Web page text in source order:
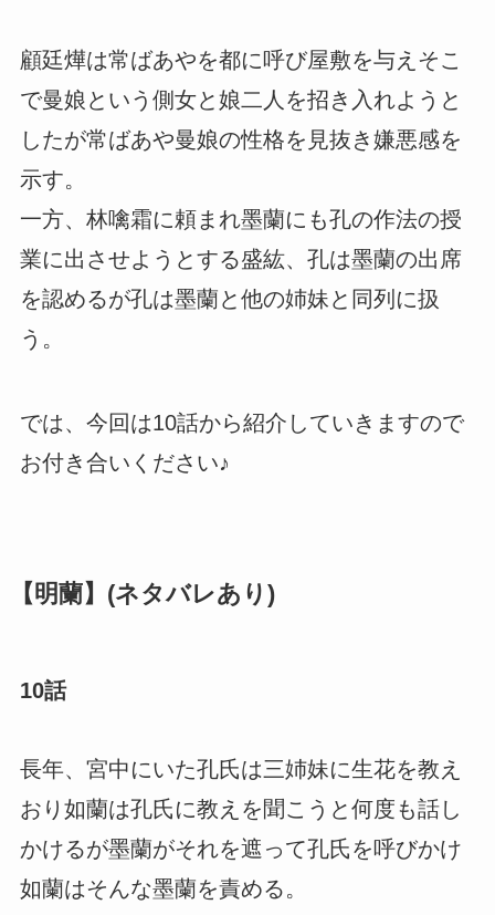
顧廷燁は常ばあやを都に呼び屋敷を与えそこ
で曼娘という側女と娘二人を招き入れようと
したが常ばあや曼娘の性格を見抜き嫌悪感を
示す。
一方、林噙霜に頼まれ墨蘭にも孔の作法の授
業に出させようとする盛紘、孔は墨蘭の出席
を認めるが孔は墨蘭と他の姉妹と同列に扱
う。
では、今回は10話から紹介していきますので
お付き合いください♪
【明蘭】(ネタバレあり)
10話
長年、宮中にいた孔氏は三姉妹に生花を教え
おり如蘭は孔氏に教えを聞こうと何度も話し
かけるが墨蘭がそれを遮って孔氏を呼びかけ
如蘭はそんな墨蘭を責める。